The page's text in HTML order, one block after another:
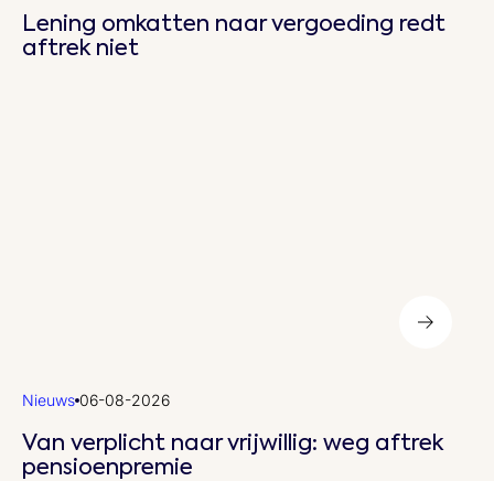
Lening omkatten naar vergoeding redt
aftrek niet
Nieuws 06-08-2026
Van verplicht naar vrijwillig: weg aftrek
pensioenpremie